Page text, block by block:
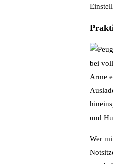
bei
Arme
und
Wer